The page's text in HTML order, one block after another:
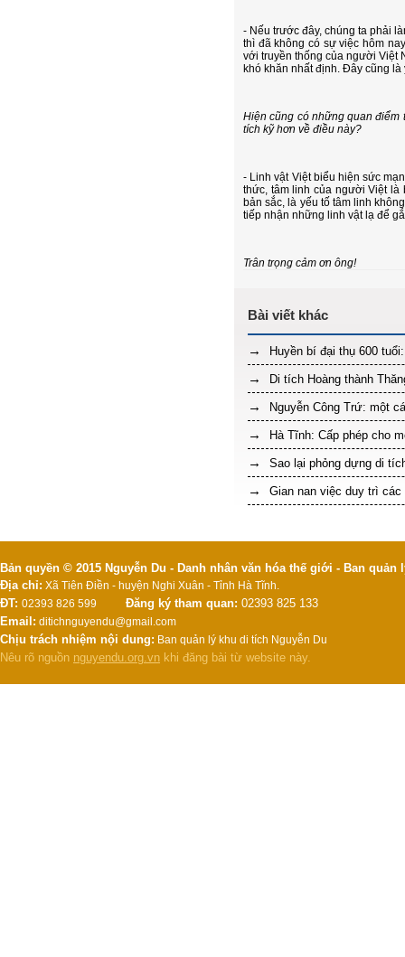
- Nếu trước đây, chúng ta phải
thì đã không có sự việc hôm
với truyền thống của người Việt
khó khăn nhất định. Đây cũng
Hiện cũng có những quan
tích kỹ hơn về điều này?
- Linh vật Việt biểu hiện sức
thức, tâm linh của người Việt là
bản sắc, là yếu tố tâm linh
tiếp nhận những linh vật lạ để
Trân trọng cảm ơn ông!
Huyền bí đại thụ 600
Di tích Hoàng thành
Nguyễn Công Trứ: một
Hà Tĩnh: Cấp phép cho
Sao lại phỏng dựng di
Gian nan việc duy trì
Bản quyền © 2015 Nguyễn Du - Danh nhân văn hóa thế giới - Ban
Địa chỉ: Xã Tiên Điền - huyện Nghi Xuân - Tỉnh Hà Tĩnh.
ĐT: 02393 826 599 Đăng ký tham quan: 02393 825 133
Email: ditichnguyendu@gmail.com
Chịu trách nhiệm nội dung: Ban quản lý khu di tích Nguyễn Du
Nêu rõ nguồn nguyendu.org.vn khi đăng bài từ website này.